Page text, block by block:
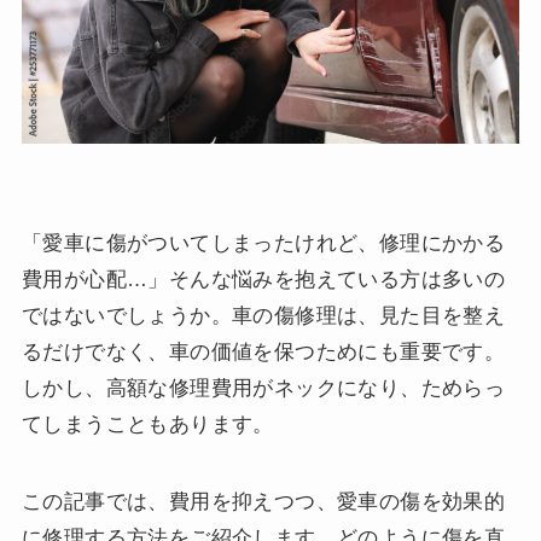
「愛車に傷がついてしまったけれど、修理にかかる
費用が心配…」そんな悩みを抱えている方は多いの
ではないでしょうか。車の傷修理は、見た目を整え
るだけでなく、車の価値を保つためにも重要です。
しかし、高額な修理費用がネックになり、ためらっ
てしまうこともあります。
この記事では、費用を抑えつつ、愛車の傷を効果的